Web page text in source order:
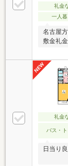
礼金
一人暮
名古屋
敷金礼
礼金
バス・ト
日当り